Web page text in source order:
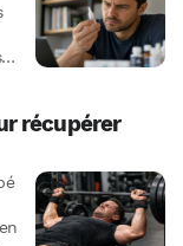
récupérer